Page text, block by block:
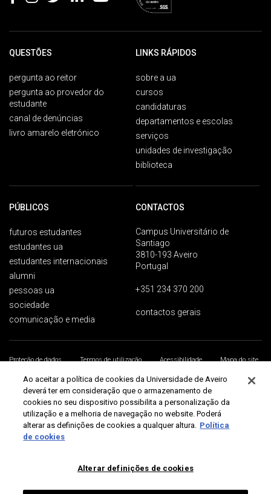
QUESTÕES
pergunta ao reitor
pergunta ao provedor do
estudante
canal de denúncias
livro amarelo eletrónico
LINKS RÁPIDOS
sobre a ua
cursos
candidaturas
departamentos e escolas
serviços
unidades de investigação
biblioteca
PÚBLICOS
futuros estudantes
estudantes ua
estudantes internacionais
alumni
pessoas ua
sociedade
comunicação e media
CONTACTOS
Campus Universitário de
Santiago
3810-193 Aveiro
Portugal
+351 234 370 200
contactos gerais
Proteção de dados Termos de utilização Acessibilidade
Mapa do site
Universidade de Aveiro 2026
Ao aceitar a política de cookies da Universidade de Aveiro
deverá ter em consideração que o armazenamento de
cookies no seu dispositivo possibilita a personalização da
utilização e a melhoria de navegação no website. Poderá
alterar as definições de cookies a qualquer altura. Política
de cookies
Alterar definições de cookies